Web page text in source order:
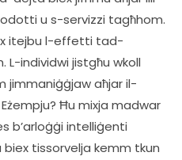
u s-servizzi tagħhom.
itejbu l-effetti tad-
individwi jistgħu wkoll
jimmaniġġjaw aħjar il-
Ħu mixja madwar
b’arloġġi intelliġenti
tissorvelja kemm tkun